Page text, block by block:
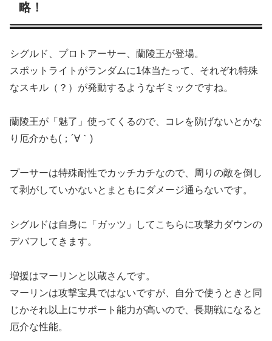
略！
シグルド、プロトアーサー、蘭陵王が登場。
スポットライトがランダムに1体当たって、それぞれ特殊
なスキル（？）が発動するようなギミックですね。
蘭陵王が「魅了」使ってくるので、コレを防げないとかな
り厄介かも(；´∀｀)
プーサーは特殊耐性でカッチカチなので、周りの敵を倒し
て剥がしていかないとまともにダメージ通らないです。
シグルドは自身に「ガッツ」してこちらに攻撃力ダウンの
デバフしてきます。
増援はマーリンと以蔵さんです。
マーリンは攻撃宝具ではないですが、自分で使うときと同
じかそれ以上にサポート能力が高いので、長期戦になると
厄介な性能。